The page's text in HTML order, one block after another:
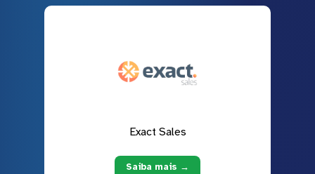
Exact Sales
Saiba mais →